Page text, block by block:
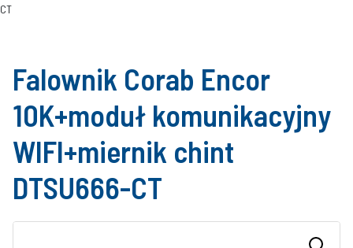
CT
Falownik Corab Encor
10K+moduł komunikacyjny
WIFI+miernik chint
DTSU666-CT